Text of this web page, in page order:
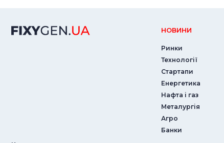
НОВИНИ
Ринки
Технології
Стартапи
Енергетика
Нафта і газ
Металургія
Агро
Банки